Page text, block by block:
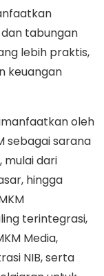
dan tabungan
lebih praktis,
keuangan
oleh
sebagai sarana
mulai dari
hingga
terintegrasi,
Media,
NIB, serta